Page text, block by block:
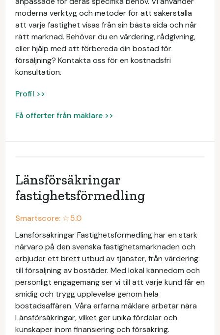
moderna verktyg och metoder för att säkerställa
att varje fastighet visas från sin bästa sida och når
rätt marknad. Behöver du en värdering, rådgivning,
eller hjälp med att förbereda din bostad för
försäljning? Kontakta oss för en kostnadsfri
konsultation.
Profil >>
Få offerter från mäklare >>
Länsförsäkringar
fastighetsförmedling
Smartscore: ☆5.0
Länsförsäkringar Fastighetsförmedling har en stark
närvaro på den svenska fastighetsmarknaden och
erbjuder ett brett utbud av tjänster, från värdering
till försäljning av bostäder. Med lokal kännedom och
personligt engagemang ser vi till att varje kund får en
smidig och trygg upplevelse genom hela
bostadsaffären. Våra erfarna mäklare arbetar nära
Länsförsäkringar, vilket ger unika fördelar och
kunskaper inom finansiering och försäkring.